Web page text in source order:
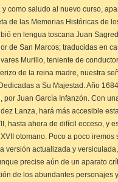
y como saludo al nuevo curso,
de las Memorias Históricas de
en lengua toscana Juan
de San Marcos; traducidas en
Murillo, teniente de
de la reina madre, nuestra
a Su Majestad. Año
por Juan García Infanzón. Con
Lanza, hará más accesible
hasta ahora de difícil ecceso, y
otomano. Poco a poco iremos
versión actualizada y
precise aún de un aparato
de los abundantes personajes